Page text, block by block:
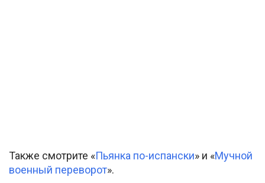
Также смотрите «Пьянка по-испански» и «Мучной
военный переворот».